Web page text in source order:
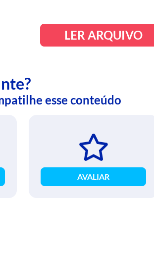
LER ARQUIVO
esse conteúdo
AVALIAR